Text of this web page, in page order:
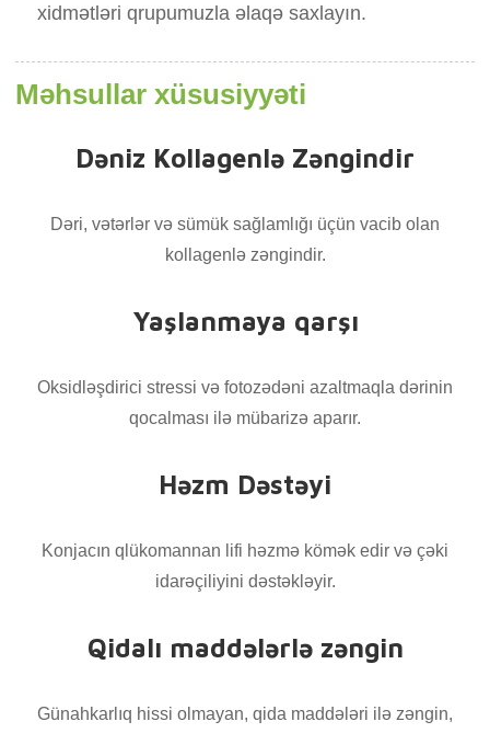
xidmətləri qrupumuzla əlaqə saxlayın.
Məhsullar xüsusiyyəti
Dəniz Kollagenlə Zəngindir
Dəri, vətərlər və sümük sağlamlığı üçün vacib olan
kollagenlə zəngindir.
Yaşlanmaya qarşı
Oksidləşdirici stressi və fotozədəni azaltmaqla dərinin
qocalması ilə mübarizə aparır.
Həzm Dəstəyi
Konjacın qlükomannan lifi həzmə kömək edir və çəki
idarəçiliyini dəstəkləyir.
Qidalı maddələrlə zəngin
Günahkarlıq hissi olmayan, qida maddələri ilə zəngin,